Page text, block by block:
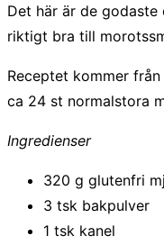
Det här är de
riktigt bra till
Receptet kommer
ca 24 st normalstora
Ingredienser
320 g glutenfri
3 tsk bakpulver
1 tsk kanel